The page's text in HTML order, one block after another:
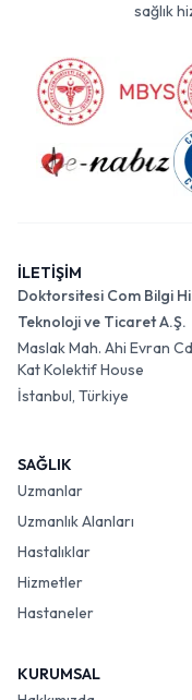
sağlık
İLETİŞİM
Doktorsitesi Com Bilgi
Teknoloji ve Ticaret A.Ş.
Maslak Mah. Ahi Evran
Kat Kolektif House
İstanbul, Türkiye
SAĞLIK
Uzmanlar
Uzmanlık Alanları
Hastalıklar
Hizmetler
Hastaneler
KURUMSAL